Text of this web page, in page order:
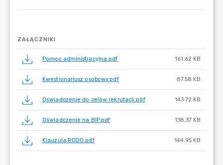
ZAŁĄCZNIKI
Pomoc administracyjna.pdf 161.62 KB
Kwestionariusz osobowy.pdf 87.58 KB
Oświadczenie do celów rekrutacji.pdf 143.72 KB
Oświadczenie na BIP.pdf 138.37 KB
Klauzula RODO.pdf 144.95 KB